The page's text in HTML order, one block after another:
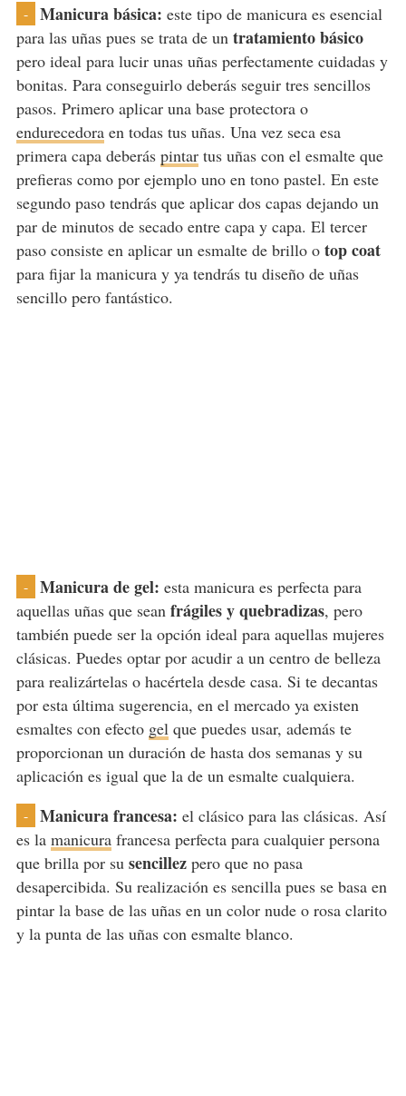
- Manicura básica: este tipo de manicura es esencial
para las uñas pues se trata de un tratamiento básico
pero ideal para lucir unas uñas perfectamente cuidadas y
bonitas. Para conseguirlo deberás seguir tres sencillos
pasos. Primero aplicar una base protectora o
endurecedoraen todas tus uñas. Una vez seca esa
primera capa deberás pintartus uñas con el esmalte que
prefieras como por ejemplo uno en tono pastel. En este
segundo paso tendrás que aplicar dos capas dejando un
par de minutos de secado entre capa y capa. El tercer
paso consiste en aplicar un esmalte de brillo o top coat
para fijar la manicura y ya tendrás tu diseño de uñas
sencillo pero fantástico.
- Manicura de gel: esta manicura es perfecta para
aquellas uñas que sean frágiles y quebradizas, pero
también puede ser la opción ideal para aquellas mujeres
clásicas. Puedes optar por acudir a un centro de belleza
para realizártelas o hacértela desde casa. Si te decantas
por esta última sugerencia, en el mercado ya existen
esmaltes con efecto gel que puedes usar, además te
proporcionan un duración de hasta dos semanas y su
aplicación es igual que la de un esmalte cualquiera.
- Manicura francesa: el clásico para las clásicas. Así
es la manicurafrancesa perfecta para cualquier persona
que brilla por su sencillezpero que no pasa
desapercibida. Su realización es sencilla pues se basa en
pintar la base de las uñas en un color nude o rosa clarito
y la punta de las uñas con esmalte blanco.